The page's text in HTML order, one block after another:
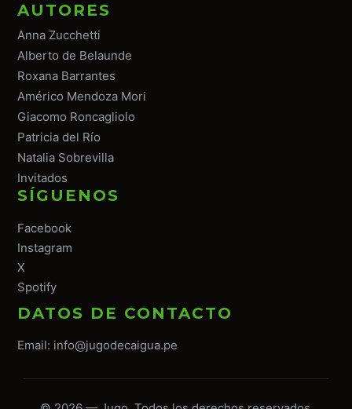
AUTORES
Anna Zucchetti
Alberto de Belaunde
Roxana Barrantes
Américo Mendoza Mori
Giacomo Roncagliolo
Patricia del Río
Natalia Sobrevilla
Invitados
SÍGUENOS
Facebook
Instagram
X
Spotify
DATOS DE CONTACTO
Email: info@jugodecaigua.pe